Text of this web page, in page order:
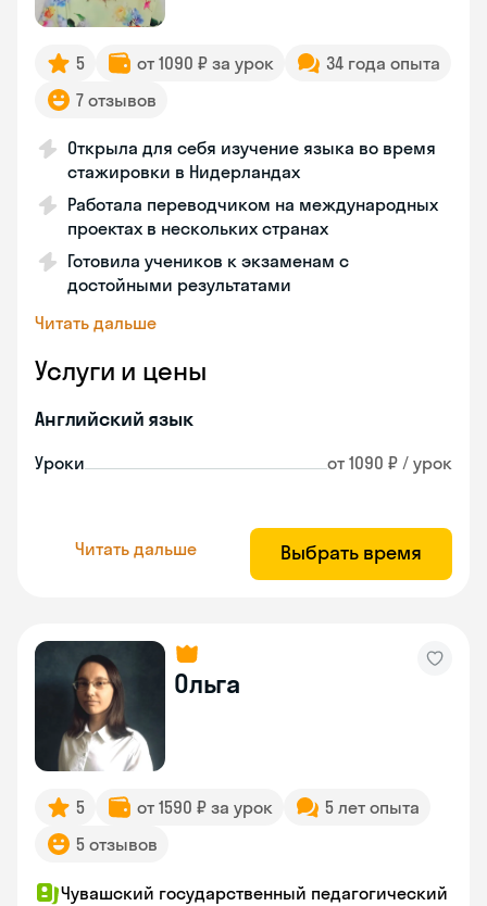
5 от 1090 ₽ за урок
34 года опыта
7 отзывов
Открыла для себя изучение языка во время
стажировки в Нидерландах
Работала переводчиком на международных
проектах в нескольких странах
Готовила учеников к экзаменам с
достойными результатами
Читать дальше
Услуги и цены
Английский язык
Уроки от 1090 ₽ / урок
Читать дальше Выбрать время
Ольга
5 от 1590 ₽ за урок
5 лет опыта
5 отзывов
Чувашский государственный педагогический